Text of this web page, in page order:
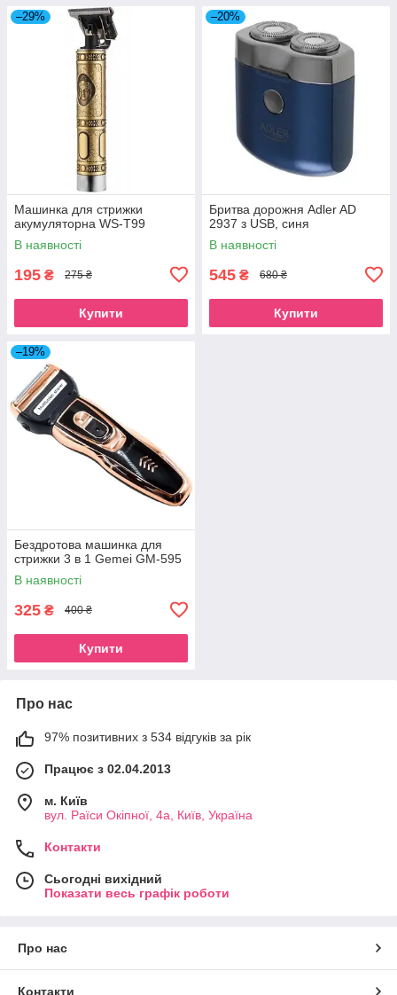
–29%
Машинка для стрижки
акумуляторна WS-T99
В наявності
195 ₴ 275 ₴
Купити
–20%
Бритва дорожня Adler AD
2937 з USB, синя
В наявності
545 ₴ 680 ₴
Купити
–19%
Бездротова машинка для
стрижки 3 в 1 Gemei GM-595
В наявності
325 ₴ 400 ₴
Купити
Про нас
97% позитивних з 534 відгуків за рік
Працює з 02.04.2013
м. Київ
вул. Раїси Окіпної, 4а, Київ, Україна
Контакти
Сьогодні вихідний
Показати весь графік роботи
Про нас
Контакти